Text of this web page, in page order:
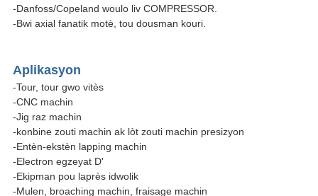
-Danfoss/Copeland woulo liv COMPRESSOR.
-Bwi axial fanatik motè, tou dousman kouri.
Aplikasyon
-Tour, tour gwo vitès
-CNC machin
-Jig raz machin
-konbine zouti machin ak lòt zouti machin presizyon
-Entèn-ekstèn lapping machin
-Electron egzeyat D'
-Ekipman pou laprès idwolik
-Mulen, broaching machin, fraisage machin